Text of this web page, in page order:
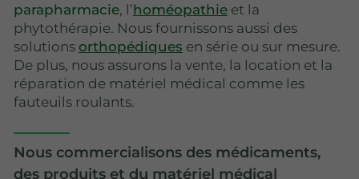
parapharmacie, l’homéopathie et la
phytothérapie. Nous fournissons aussi des
solutions orthopédiques en série ou sur mesure.
De plus, nous assurons la vente, la location et la
réparation de matériel médical comme les
fauteuils roulants.
Nous commercialisons des médicaments,
des produits et du matériel médical